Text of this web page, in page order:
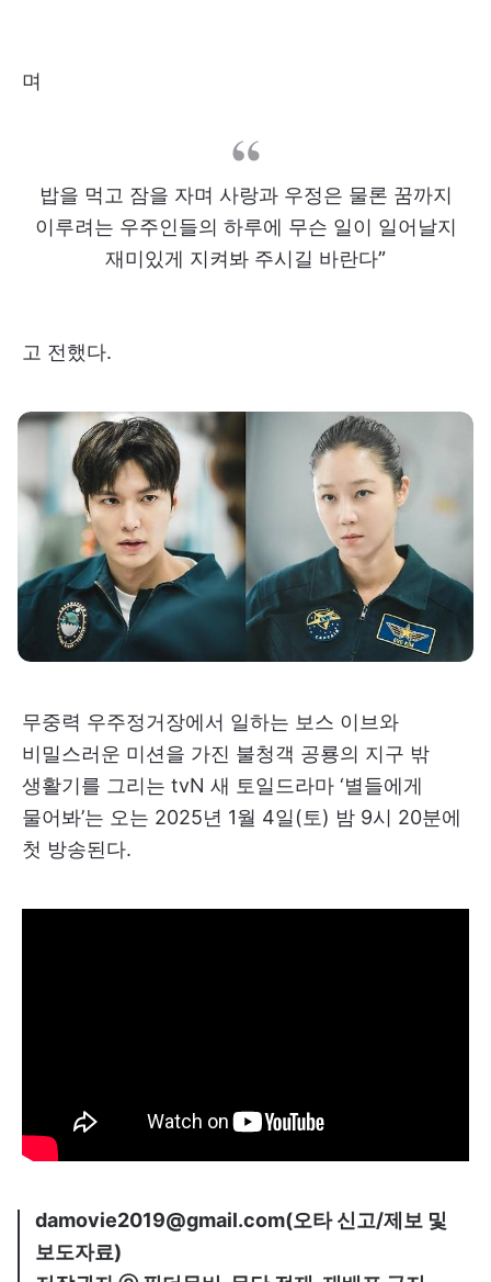
며
밥을 먹고 잠을 자며 사랑과 우정은 물론 꿈까지
이루려는 우주인들의 하루에 무슨 일이 일어날지
재미있게 지켜봐 주시길 바란다”
고 전했다.
무중력 우주정거장에서 일하는 보스 이브와
비밀스러운 미션을 가진 불청객 공룡의 지구 밖
생활기를 그리는 tvN 새 토일드라마 ‘별들에게
물어봐’는 오는 2025년 1월 4일(토) 밤 9시 20분에
첫 방송된다.
damovie2019@gmail.com(오타 신고/제보 및
보도자료)